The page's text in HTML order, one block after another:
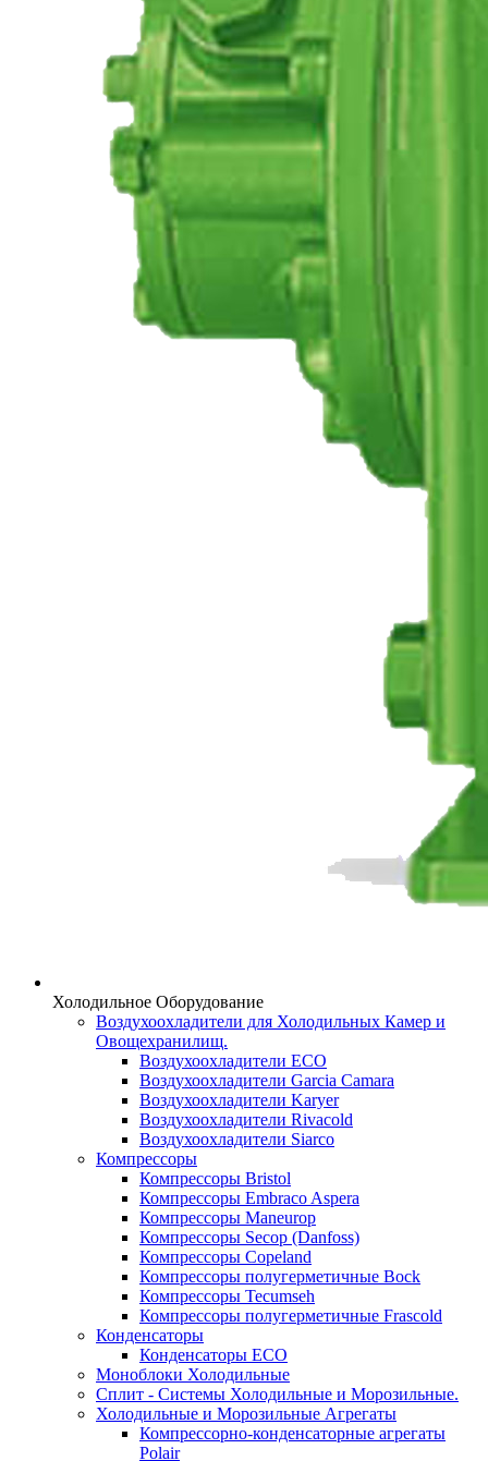
Холодильное Оборудование
Воздухоохладители для Холодильных Камер и
Овощехранилищ.
Воздухоохладители ECO
Воздухоохладители Garcia Camara
Воздухоохладители Karyer
Воздухоохладители Rivacold
Воздухоохладители Siarco
Компрессоры
Компрессоры Bristol
Компрессоры Embraco Aspera
Компрессоры Maneurop
Компрессоры Secop (Danfoss)
Компрессоры Copeland
Компрессоры полугерметичные Bock
Компрессоры Tecumseh
Компрессоры полугерметичные Frascold
Конденсаторы
Конденсаторы ECO
Моноблоки Холодильные
Сплит - Системы Холодильные и Морозильные.
Холодильные и Морозильные Агрегаты
Компрессорно-конденсаторные агрегаты
Polair